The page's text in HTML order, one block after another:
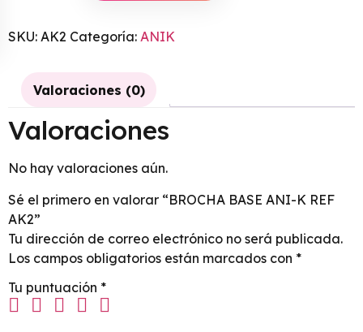
SKU: AK2 Categoría: ANIK
Valoraciones (0)
Valoraciones
No hay valoraciones aún.
Sé el primero en valorar “BROCHA BASE ANI-K REF
AK2”
Tu dirección de correo electrónico no será publicada.
Los campos obligatorios están marcados con *
Tu puntuación *